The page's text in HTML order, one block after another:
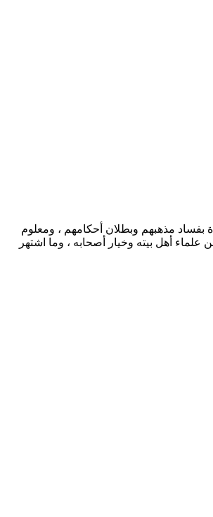
بفساد مذهبهم وبطلان أحكامهم ، ومعلوم
علماء أهل بيته وخيار أصحابه ، وما اشتهر